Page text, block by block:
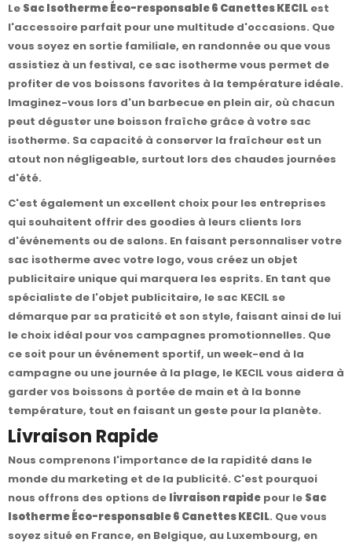
Le Sac Isotherme Éco-responsable 6 Canettes KECIL est
l'accessoire parfait pour une multitude d'occasions. Que
vous soyez en sortie familiale, en randonnée ou que vous
assistiez à un festival, ce sac isotherme vous permet de
profiter de vos boissons favorites à la température idéale.
Imaginez-vous lors d'un barbecue en plein air, où chacun
peut déguster une boisson fraîche grâce à votre sac
isotherme. Sa capacité à conserver la fraîcheur est un
atout non négligeable, surtout lors des chaudes journées
d'été.
C'est également un excellent choix pour les entreprises
qui souhaitent offrir des goodies à leurs clients lors
d'événements ou de salons. En faisant personnaliser votre
sac isotherme avec votre logo, vous créez un objet
publicitaire unique qui marquera les esprits. En tant que
spécialiste de l'objet publicitaire, le sac KECIL se
démarque par sa praticité et son style, faisant ainsi de lui
le choix idéal pour vos campagnes promotionnelles. Que
ce soit pour un événement sportif, un week-end à la
campagne ou une journée à la plage, le KECIL vous aidera à
garder vos boissons à portée de main et à la bonne
température, tout en faisant un geste pour la planète.
Livraison Rapide
Nous comprenons l'importance de la rapidité dans le
monde du marketing et de la publicité. C'est pourquoi
nous offrons des options de livraison rapide pour le Sac
Isotherme Éco-responsable 6 Canettes KECIL. Que vous
soyez situé en France, en Belgique, au Luxembourg, en